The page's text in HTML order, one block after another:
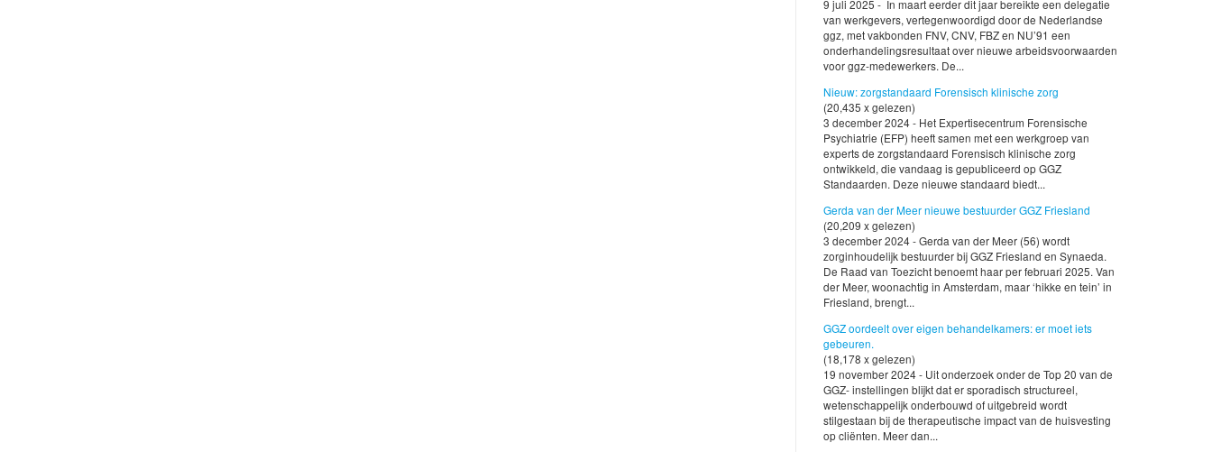
9 juli 2025 - In maart eerder dit jaar bereikte een delegatie
van werkgevers, vertegenwoordigd door de Nederlandse
ggz, met vakbonden FNV, CNV, FBZ en NU’91 een
onderhandelingsresultaat over nieuwe arbeidsvoorwaarden
voor ggz-medewerkers. De...
Nieuw: zorgstandaard Forensisch klinische zorg
(20,435 x gelezen)
3 december 2024 - Het Expertisecentrum Forensische
Psychiatrie (EFP) heeft samen met een werkgroep van
experts de zorgstandaard Forensisch klinische zorg
ontwikkeld, die vandaag is gepubliceerd op GGZ
Standaarden. Deze nieuwe standaard biedt...
Gerda van der Meer nieuwe bestuurder GGZ Friesland
(20,209 x gelezen)
3 december 2024 - Gerda van der Meer (56) wordt
zorginhoudelijk bestuurder bij GGZ Friesland en Synaeda.
De Raad van Toezicht benoemt haar per februari 2025. Van
der Meer, woonachtig in Amsterdam, maar ‘hikke en tein’ in
Friesland, brengt...
GGZ oordeelt over eigen behandelkamers: er moet iets
gebeuren.
(18,178 x gelezen)
19 november 2024 - Uit onderzoek onder de Top 20 van de
GGZ- instellingen blijkt dat er sporadisch structureel,
wetenschappelijk onderbouwd of uitgebreid wordt
stilgestaan bij de therapeutische impact van de huisvesting
op cliënten. Meer dan...